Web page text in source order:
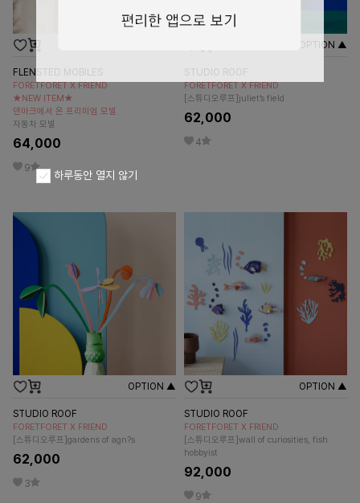
FLENSTED MOBILES
FORETFORET X FRIEND
★NEW ITEM★
덴마크에서 온 프리미엄 모빌
자동차 모빌
64,000
9
OPTION ▲
STUDIO ROOF
FORETFORET X FRIEND
[스튜디오루프]juliet’s field
62,000
4
OPTION ▲
STUDIO ROOF
FORETFORET X FRIEND
[스튜디오루프]gardens of agn?s
62,000
3
OPTION ▲
STUDIO ROOF
FORETFORET X FRIEND
[스튜디오루프]wall of curiosities, fish
hobbyist
92,000
9
하루동안 열지 않기